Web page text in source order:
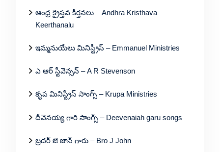
ఆంధ్ర క్రైస్తవ కీర్తనలు – Andhra Kristhava
Keerthanalu
ఇమ్మనుయేలు మినిస్ట్రీస్ – Emmanuel Ministries
ఎ ఆర్ స్టీవెన్సన్ – A R Stevenson
కృప మినిస్ట్రీస్ సాంగ్స్ – Krupa Ministries
దీవెనయ్య గారి సాంగ్స్ – Deevenaiah garu songs
బ్రదర్ జె జాన్ గారు – Bro J John